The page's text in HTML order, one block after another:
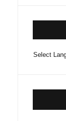
Select